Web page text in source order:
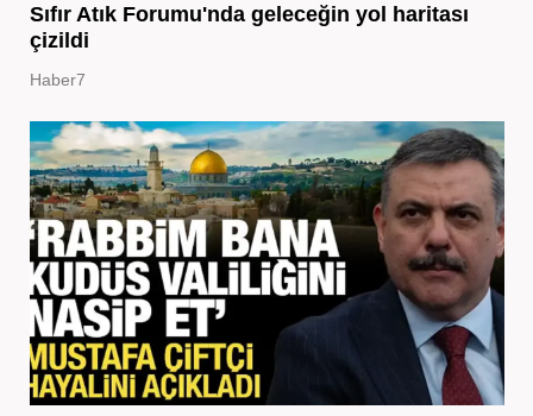
Sıfır Atık Forumu'nda geleceğin yol haritası
çizildi
Haber7